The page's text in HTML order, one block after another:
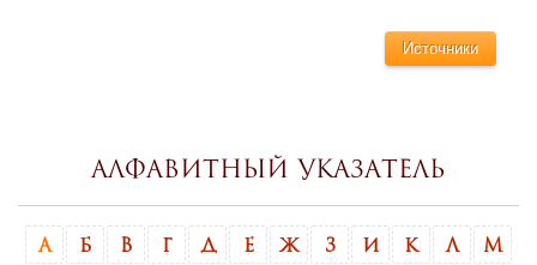
Источники
Алфавитный указатель
А Б В Г Д Е Ж З И К Л М